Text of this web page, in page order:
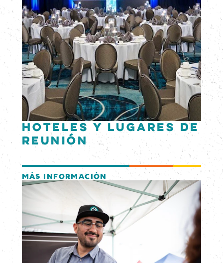
Hoteles y lugares de
reunión
MÁS INFORMACIÓN